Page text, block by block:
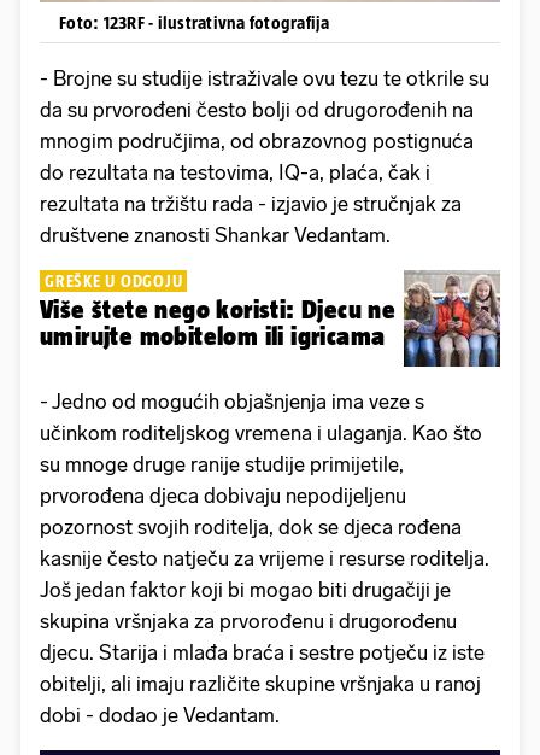
Foto: 123RF - ilustrativna fotografija
- Brojne su studije istraživale ovu tezu te otkrile su
da su prvorođeni često bolji od drugorođenih na
mnogim područjima, od obrazovnog postignuća
do rezultata na testovima, IQ-a, plaća, čak i
rezultata na tržištu rada - izjavio je stručnjak za
društvene znanosti Shankar Vedantam.
GREŠKE U ODGOJU
Više štete nego koristi: Djecu ne
umirujte mobitelom ili igricama
- Jedno od mogućih objašnjenja ima veze s
učinkom roditeljskog vremena i ulaganja. Kao što
su mnoge druge ranije studije primijetile,
prvorođena djeca dobivaju nepodijeljenu
pozornost svojih roditelja, dok se djeca rođena
kasnije često natječu za vrijeme i resurse roditelja.
Još jedan faktor koji bi mogao biti drugačiji je
skupina vršnjaka za prvorođenu i drugorođenu
djecu. Starija i mlađa braća i sestre potječu iz iste
obitelji, ali imaju različite skupine vršnjaka u ranoj
dobi - dodao je Vedantam.